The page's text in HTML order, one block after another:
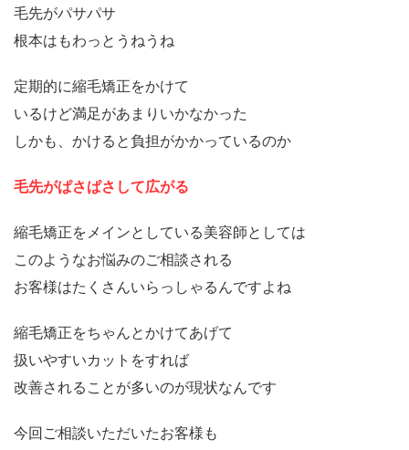
毛先がパサパサ
根本はもわっとうねうね
定期的に縮毛矯正をかけて
いるけど満足があまりいかなかった
しかも、かけると負担がかかっているのか
毛先がぱさぱさして広がる
縮毛矯正をメインとしている美容師としては
このようなお悩みのご相談される
お客様はたくさんいらっしゃるんですよね
縮毛矯正をちゃんとかけてあげて
扱いやすいカットをすれば
改善されることが多いのが現状なんです
今回ご相談いただいたお客様も